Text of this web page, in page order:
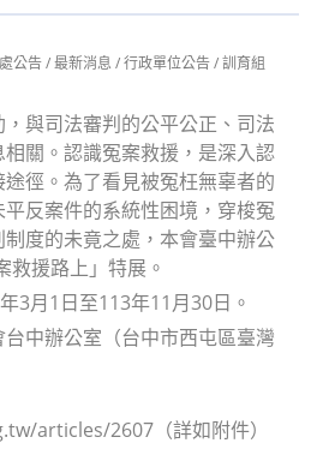
公告/最新消息 /行政單位公告/訓育組
與司法審判的公平公正、司法
關。認識冤案救援，是深入認
徑。為了看見被冤枉無辜者的
反案件的系統性困境，穿梭冤
度的未竟之處，本會臺中辦公
救援路上」特展。
3月1日至113年11月30日。
中辦公室（台中市西屯區臺灣
articles/2607（詳如附件）